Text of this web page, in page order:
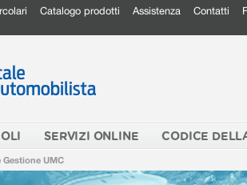
Catalogo prodotti Assistenza Contatti
SERVIZI ONLINE CODICE
Gestione UMC